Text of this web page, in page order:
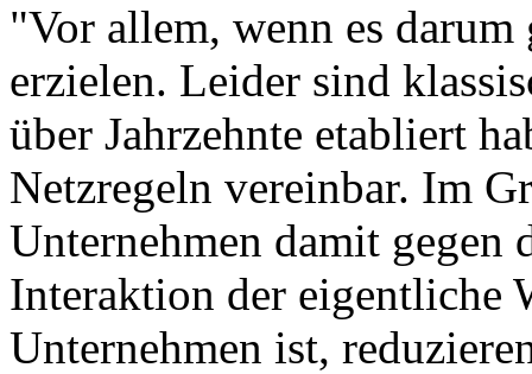
"Vor allem, wenn es
erzielen. Leider sind
über Jahrzehnte etabliert
Netzregeln vereinbar. Im
Unternehmen damit gegen
Interaktion der eigentliche
Unternehmen ist,